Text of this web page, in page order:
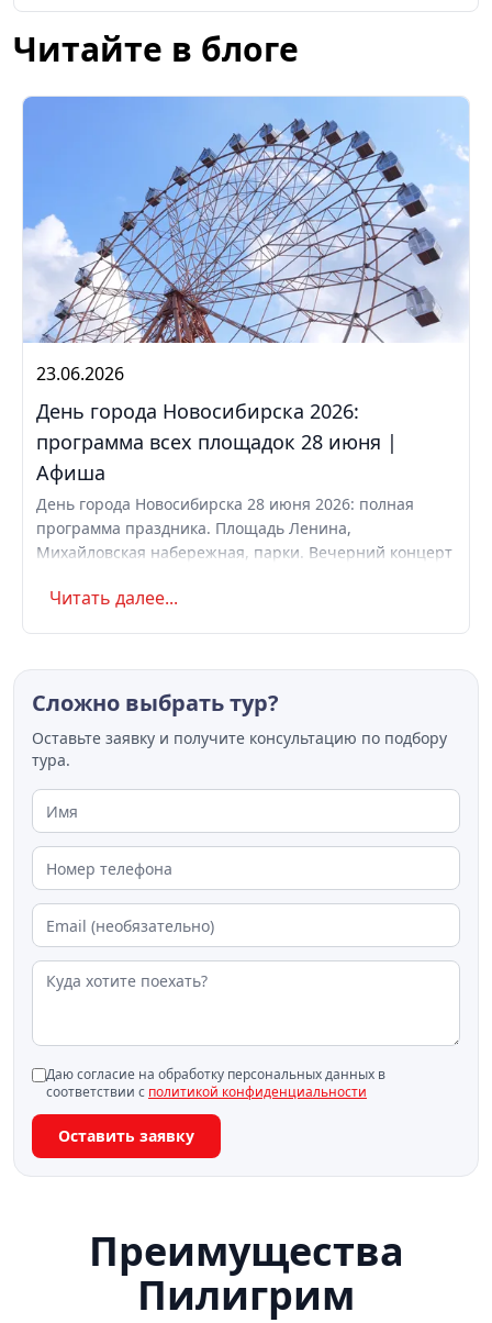
Читайте в блоге
23.06.2026
День города Новосибирска 2026:
программа всех площадок 28 июня |
Афиша
День города Новосибирска 28 июня 2026: полная
программа праздника. Площадь Ленина,
Михайловская набережная, парки. Вечерний концерт
Список музеев с бесплатным входом
Читать далее...
Сложно выбрать тур?
Оставьте заявку и получите консультацию по подбору
тура.
Даю согласие на обработку персональных данных в
соответствии с политикой конфиденциальности
Оставить заявку
Преимущества
Пилигрим